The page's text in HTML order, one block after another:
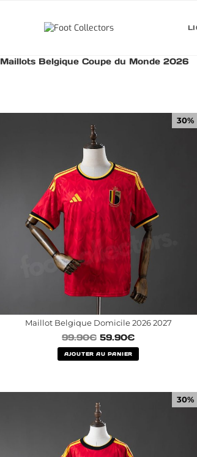
Maillots Belgique Coupe du Monde 2026
30%
Maillot Belgique Domicile 2026 2027
99.90€ 59.90€
AJOUTER AU PANIER
30%